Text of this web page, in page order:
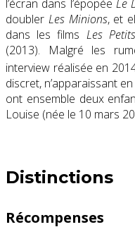
l’écran dans l’épopée Le
doubler Les Minions, et
dans les films Les
(2013). Malgré les
interview réalisée en
discret, n’apparaissant
ont ensemble deux
Louise (née le 10 mars
Distinctions
Récompenses